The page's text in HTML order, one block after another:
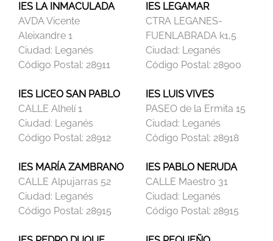
IES LA INMACULADA
AVDA Vicente
Aleixandre 1
Ciudad: Leganés
Código Postal: 28911
IES LEGAMAR
CTRA LEGANES-
FUENLABRADA k1,5
Ciudad: Leganés
Código Postal: 28900
IES LICEO SAN PABLO
CALLE Alhelí 1
Ciudad: Leganés
Código Postal: 28912
IES LUIS VIVES
PASEO de la Ermita 15
Ciudad: Leganés
Código Postal: 28918
IES MARÍA ZAMBRANO
CALLE Alpujarras 52
Ciudad: Leganés
Código Postal: 28915
IES PABLO NERUDA
CALLE Maestro 31
Ciudad: Leganés
Código Postal: 28915